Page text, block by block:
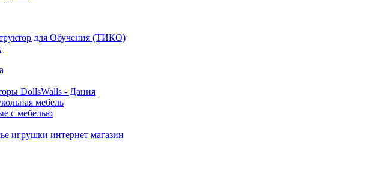
для Обучения (ТИКО)
DollsWalls - Дания
мебель
с мебелью
игрушки интернет магазин